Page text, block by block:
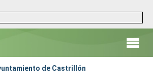
de Castrillón